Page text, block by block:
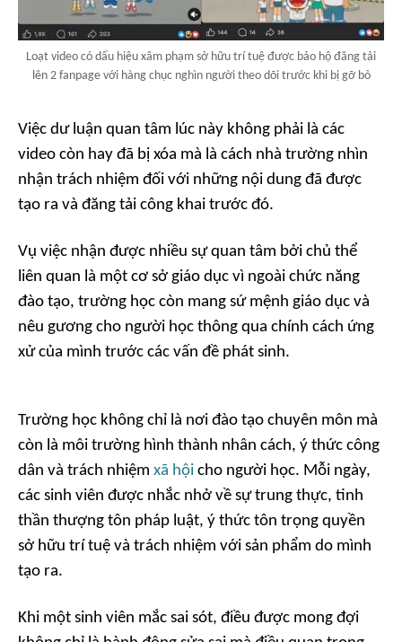
Loạt video có dấu hiệu xâm phạm sở hữu trí tuệ được bảo hộ đăng tải
lên 2 fanpage với hàng chục nghìn người theo dõi trước khi bị gỡ bỏ
Việc dư luận quan tâm lúc này không phải là các
video còn hay đã bị xóa mà là cách nhà trường nhìn
nhận trách nhiệm đối với những nội dung đã được
tạo ra và đăng tải công khai trước đó.
Vụ việc nhận được nhiều sự quan tâm bởi chủ thể
liên quan là một cơ sở giáo dục vì ngoài chức năng
đào tạo, trường học còn mang sứ mệnh giáo dục và
nêu gương cho người học thông qua chính cách ứng
xử của mình trước các vấn đề phát sinh.
Trường học không chỉ là nơi đào tạo chuyên môn mà
còn là môi trường hình thành nhân cách, ý thức công
dân và trách nhiệm xã hội cho người học. Mỗi ngày,
các sinh viên được nhắc nhở về sự trung thực, tinh
thần thượng tôn pháp luật, ý thức tôn trọng quyền
sở hữu trí tuệ và trách nhiệm với sản phẩm do mình
tạo ra.
Khi một sinh viên mắc sai sót, điều được mong đợi